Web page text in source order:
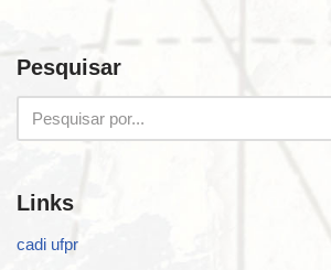
Pesquisar
Links
cadi ufpr